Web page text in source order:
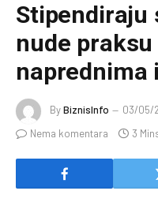
Stipendiraju
nude praksu
ByBiznisInfo 03/05/
Nema komentara
3